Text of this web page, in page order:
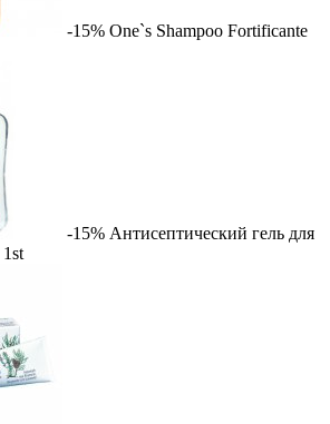
-15% One`s Shampoo Fortificante
-15% Антисептический гель для
1st